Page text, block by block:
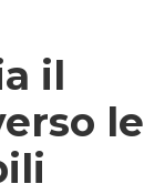
il
le